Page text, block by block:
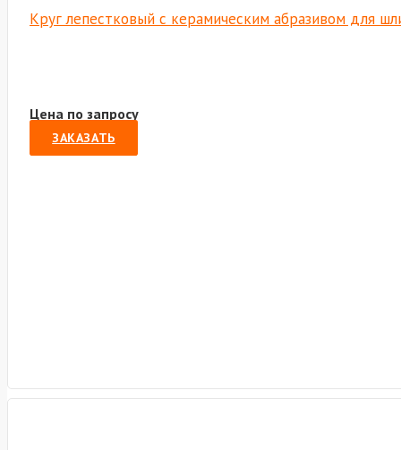
Круг лепестковый с керамическим абразивом для
Цена по запросу
ЗАКАЗАТЬ